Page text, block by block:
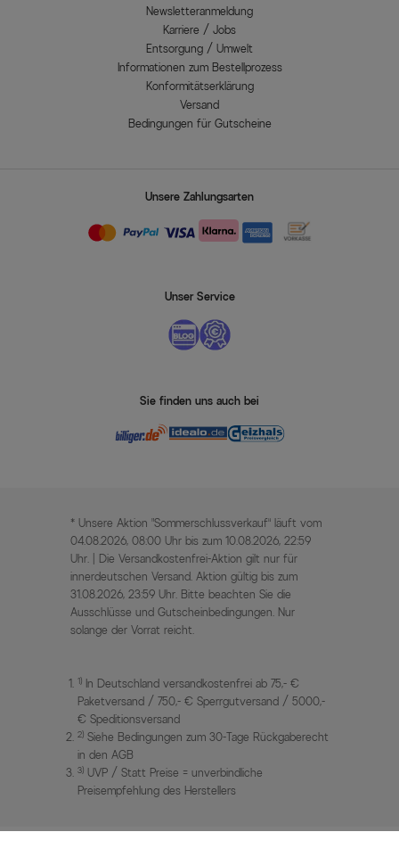
Newsletteranmeldung
Karriere / Jobs
Entsorgung / Umwelt
Informationen zum Bestellprozess
Konformitätserklärung
Versand
Bedingungen für Gutscheine
Unsere Zahlungsarten
Unser Service
Sie finden uns auch bei
* Unsere Aktion „Sommerschlussverkauf“ läuft vom
04.08.2026, 08:00 Uhr bis zum 10.08.2026, 22:59
Uhr. | Die Versandkostenfrei-Aktion gilt nur für
innerdeutschen Versand. Aktion gültig bis zum
31.08.2026, 23:59 Uhr. Bitte beachten Sie die
Ausschlüsse und Gutscheinbedingungen. Nur
solange der Vorrat reicht.
1) In Deutschland versandkostenfrei ab 75,- €
Paketversand / 750,- € Sperrgutversand / 5000,-
€ Speditionsversand
2) Siehe Bedingungen zum 30-Tage Rückgaberecht
in den AGB
3) UVP / Statt Preise = unverbindliche
Preisempfehlung des Herstellers